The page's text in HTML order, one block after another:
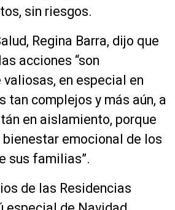
sin riesgos.
Regina Barra, dijo que
acciones “son
en especial en
tan complejos y más aún, a
en aislamiento, porque
emocional de los
sus familias”.
de las Residencias